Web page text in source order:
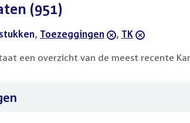
(951)
, verwijder
Toezeggingen , verwijder
TK
een overzicht van de meest recente